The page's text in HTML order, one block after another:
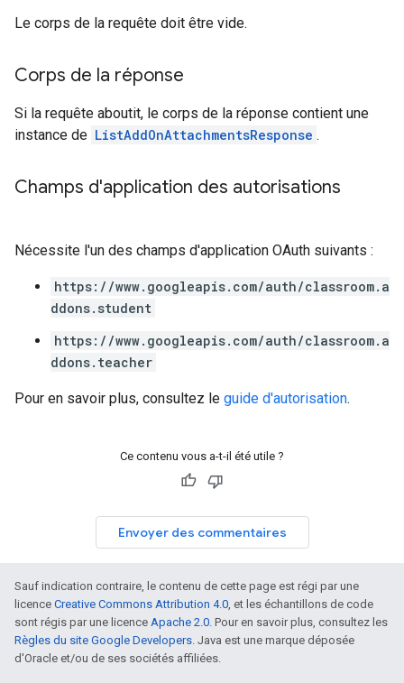
Le corps de la requête doit être vide.
Corps de la réponse
Si la requête aboutit, le corps de la réponse contient une
instance de ListAddOnAttachmentsResponse .
Champs d'application des autorisations
Nécessite l'un des champs d'application OAuth suivants :
https://www.googleapis.com/auth/classroom.a
ddons.student
https://www.googleapis.com/auth/classroom.a
ddons.teacher
Pour en savoir plus, consultez le guide d'autorisation.
Ce contenu vous a-t-il été utile ?
Envoyer des commentaires
Sauf indication contraire, le contenu de cette page est régi par une
licence Creative Commons Attribution 4.0, et les échantillons de code
sont régis par une licence Apache 2.0. Pour en savoir plus, consultez les
Règles du site Google Developers. Java est une marque déposée
d'Oracle et/ou de ses sociétés affiliées.